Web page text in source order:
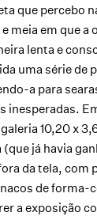
que percebo
meia em que a
lenta e
uma série de
a para
inesperadas.
10,20 x
já havia
da tela, com
de forma-
a exposição